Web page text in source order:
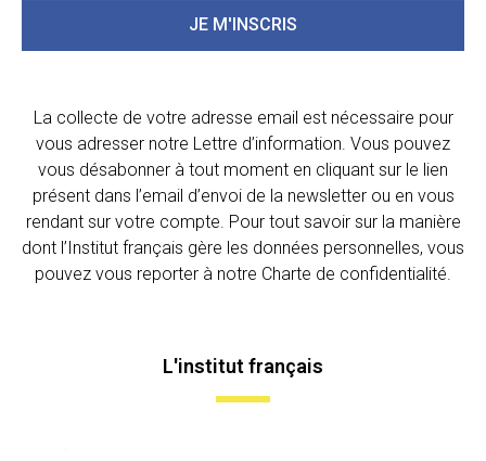
JE M'INSCRIS
La collecte de votre adresse email est nécessaire pour
vous adresser notre Lettre d’information. Vous pouvez
vous désabonner à tout moment en cliquant sur le lien
présent dans l’email d’envoi de la newsletter ou en vous
rendant sur votre compte. Pour tout savoir sur la manière
dont l’Institut français gère les données personnelles, vous
pouvez vous reporter à notre Charte de confidentialité.
L'institut français